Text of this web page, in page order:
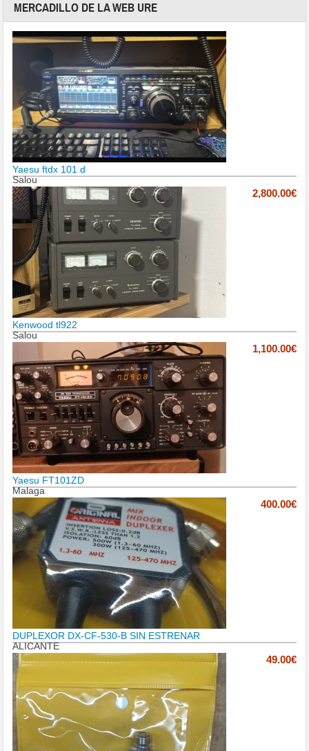
MERCADILLO DE LA WEB URE
Yaesu ftdx 101 d
Salou
2,800.00€
Kenwood tl922
Salou
1,100.00€
Yaesu FT101ZD
Malaga
400.00€
DUPLEXOR DX-CF-530-B SIN ESTRENAR
ALICANTE
49.00€